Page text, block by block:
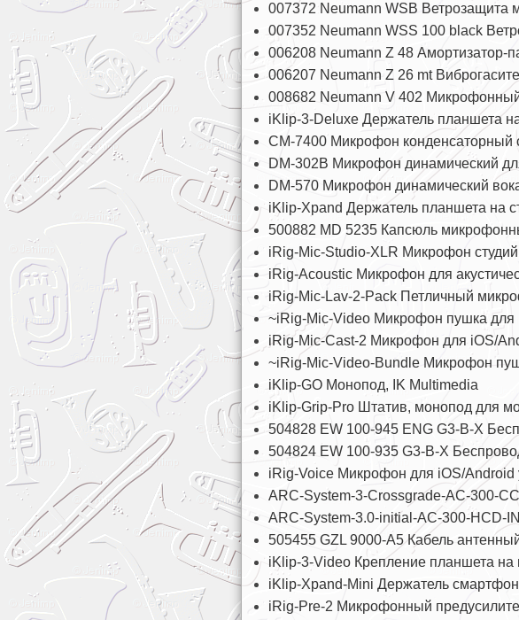
007372 Neumann WSB Ветрозащита
007352 Neumann WSS 100 black
006208 Neumann Z 48 Амортизатор-
006207 Neumann Z 26 mt
008682 Neumann V 402
iKlip-3-Deluxe Держатель планшета
CM-7400 Микрофон
DM-302B Микрофон динамический
DM-570 Микрофон динамический
iKlip-Xpand Держатель планшета на
500882 MD 5235 Капсюль
iRig-Mic-Studio-XLR Микрофон
iRig-Acoustic Микрофон для
iRig-Mic-Lav-2-Pack Петличный
~iRig-Mic-Video Микрофон пушка для
iRig-Mic-Cast-2 Микрофон для iOS/
~iRig-Mic-Video-Bundle Микрофон
iKlip-GO Монопод, IK Multimedia
iKlip-Grip-Pro Штатив, монопод для
504828 EW 100-945 ENG G3-B-X
504824 EW 100-935 G3-B-X
iRig-Voice Микрофон для iOS/Android
ARC-System-3-Crossgrade-AC-300-
ARC-System-3.0-initial-AC-300-HCD-
505455 GZL 9000-A5 Кабель
iKlip-3-Video Крепление планшета на
iKlip-Xpand-Mini Держатель
iRig-Pre-2 Микрофонный